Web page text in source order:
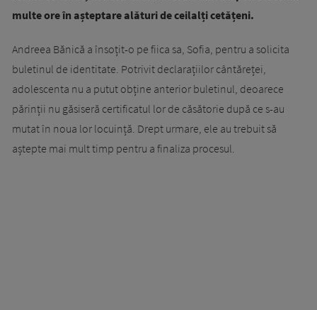
multe ore în așteptare alături de ceilalți cetățeni.
Andreea Bănică a însoțit-o pe fiica sa, Sofia, pentru a solicita
buletinul de identitate. Potrivit declarațiilor cântăreței,
adolescenta nu a putut obține anterior buletinul, deoarece
părinții nu găsiseră certificatul lor de căsătorie după ce s-au
mutat în noua lor locuință. Drept urmare, ele au trebuit să
aștepte mai mult timp pentru a finaliza procesul.